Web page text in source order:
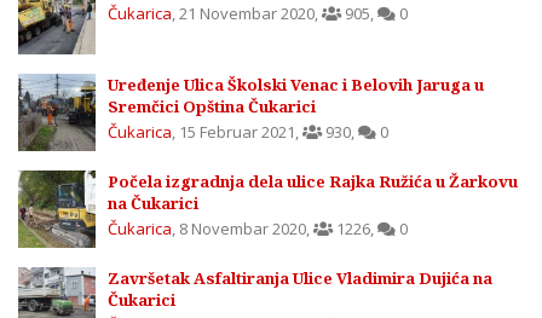
Čukarica,21 Novembar 2020, 905, 0
Uređenje Ulica Školski Venac i Belovih Jaruga u
Sremčici Opština Čukarici
Čukarica, 15 Februar 2021, 930, 0
Počela izgradnja dela ulice Rajka Ružića u Žarkovu
na Čukarici
Čukarica, 8 Novembar 2020, 1226, 0
Završetak Asfaltiranja Ulice Vladimira Dujića na
Čukarici